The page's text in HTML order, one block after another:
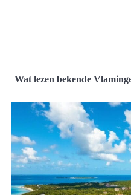
Wat lezen bekende